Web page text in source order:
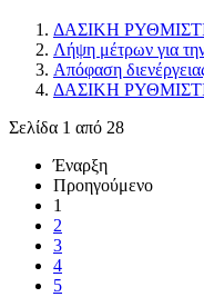
ΔΑΣΙΚΗ
Λήψη μέτρων για
Απόφαση
ΔΑΣΙΚΗ
Σελίδα 1 από 28
Έναρξη
Προηγούμενο
1
2
3
4
5